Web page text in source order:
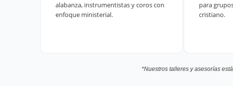
alabanza, instrumentistas y coros con
enfoque ministerial.
para
cristiano.
*Nuestros talleres y asesorías